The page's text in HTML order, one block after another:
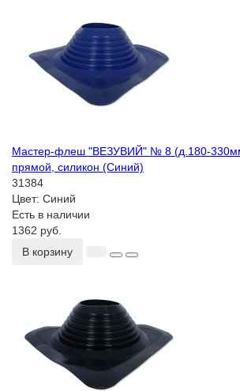
Мастер-флеш "ВЕЗУВИЙ" № 8 (д.180-
прямой, силикон (Синий)
31384
Цвет: Синий
Есть в наличии
1362 руб.
В корзину